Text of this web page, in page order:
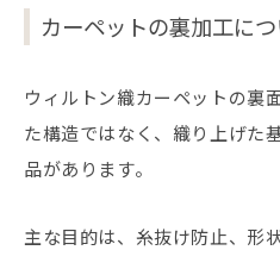
カーペットの裏加工に
ウィルトン織カーペットの裏
た構造ではなく、織り上げた
品があります。
主な目的は、糸抜け防止、形